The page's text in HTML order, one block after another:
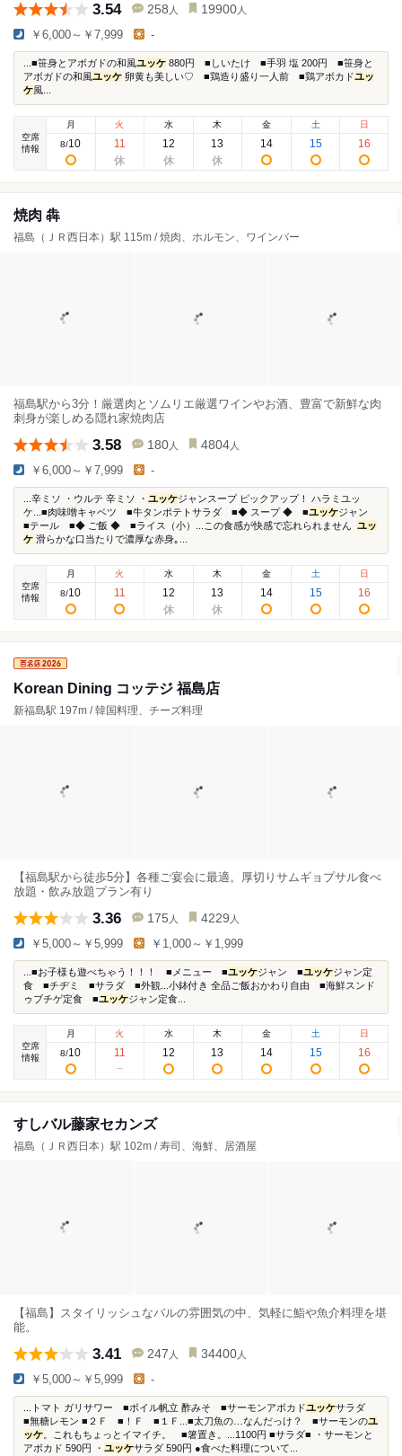
3.54 258 人 19900 人
￥6,000～￥7,999 -
...■笹身とアボガドの和風ユッケ 880円 ■しいたけ ■手羽 塩 200円 ■笹身と
アボガドの和風ユッケ 卵黄も美しい♡ ■鶏造り盛り一人前 ■鶏アボカドユッ
ケ風...
空席
情報
月
8/10
火
11
水
12
木
13
金
14
土
15
日
16
焼肉 犇
福島（ＪＲ西日本）駅 115m / 焼肉、ホルモン、ワインバー
福島駅から3分！厳選肉とソムリエ厳選ワインやお酒、豊富で新鮮な肉
刺身が楽しめる隠れ家焼肉店
3.58 180 人 4804 人
￥6,000～￥7,999 -
...辛ミソ ・ウルテ 辛ミソ ・ ユッケジャンスープ ピックアップ！ ハラミユッ
ケ...■肉味噌キャベツ ■牛タンポテトサラダ ■◆ スープ ◆ ■ユッケジャン
■テール ■◆ ご飯 ◆ ■ライス（小）...この食感が快感で忘れられません ⁡ ユッ
ケ 滑らかな口当たりで濃厚な赤身｡...
空席
情報
月
8/10
火
11
水
12
木
13
金
14
土
15
日
16
Korean Dining コッテジ 福島店
新福島駅 197m / 韓国料理、チーズ料理
【福島駅から徒歩5分】各種ご宴会に最適。厚切りサムギョプサル食べ
放題・飲み放題プラン有り
3.36 175 人 4229 人
￥5,000～￥5,999 ￥1,000～￥1,999
...■お子様も遊べちゃう！！！ ■メニュー ■ユッケジャン ■ユッケジャン定
食 ■チヂミ ■サラダ ■外観...小鉢付き 全品ご飯おかわり自由 ■海鮮スンド
ゥブチゲ定食 ■ユッケジャン定食...
空席
情報
月
8/10
火
11
水
12
木
13
金
14
土
15
日
16
すしバル藤家セカンズ
福島（ＪＲ西日本）駅 102m / 寿司、海鮮、居酒屋
【福島】スタイリッシュなバルの雰囲気の中、気軽に鮨や魚介料理を堪
能。
3.41 247 人 34400 人
￥5,000～￥5,999 -
...トマト ガリサワー ■ボイル帆立 酢みそ ■サーモンアボカドユッケサラダ
■無糖レモン ■２Ｆ ■！Ｆ ■１Ｆ...■太刀魚の…なんだっけ？ ■サーモンのユ
ッケ 。これもちょっとイマイチ。 ■箸置き。...1100円 ■サラダ■ ・サーモンと
アボカド 590円 ・ ユッケサラダ 590円 ●食べた料理について...